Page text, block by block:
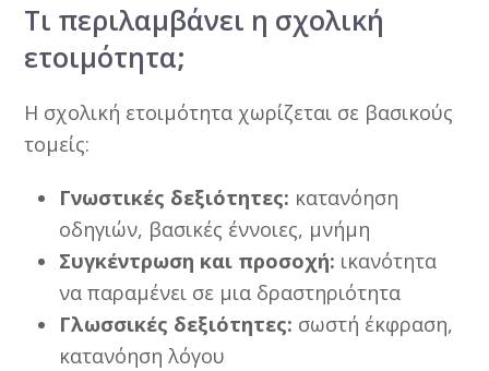
Τι περιλαμβάνει η σχολική
ετοιμότητα;
Η σχολική ετοιμότητα χωρίζεται σε βασικούς
τομείς:
Γνωστικές δεξιότητες: κατανόηση
οδηγιών, βασικές έννοιες, μνήμη
Συγκέντρωση και προσοχή: ικανότητα
να παραμένει σε μια δραστηριότητα
Γλωσσικές δεξιότητες: σωστή έκφραση,
κατανόηση λόγου